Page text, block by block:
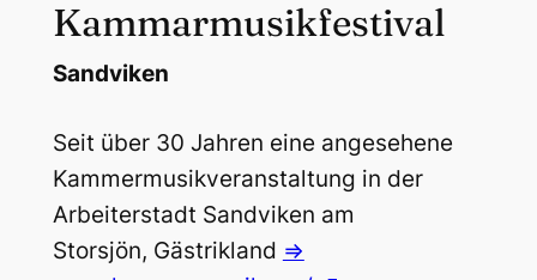
Kammarmusikfestival
Sandviken
Seit über 30 Jahren eine angesehene
Kammermusikveranstaltung in der
Arbeiterstadt Sandviken am
Storsjön, Gästrikland =>